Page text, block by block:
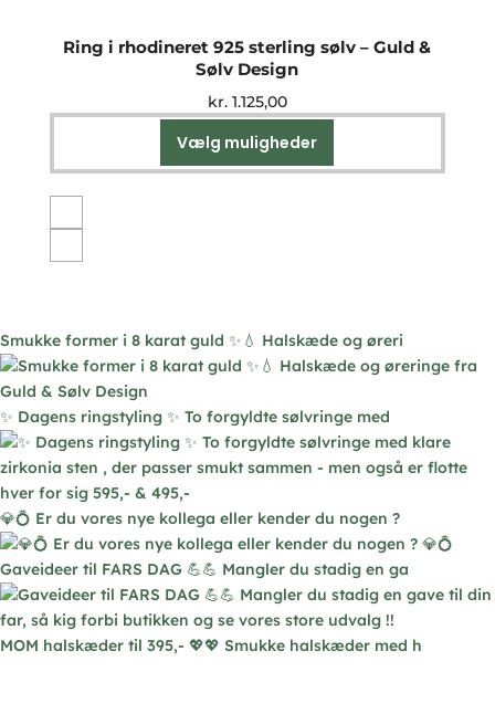
Ring i rhodineret 925 sterling sølv – Guld &
Sølv Design
kr.1.125,00
Vælg muligheder
vare
på
varesiden
Smukke former i 8 karat guld ✨💧 Halskæde og øreri
✨ Dagens ringstyling ✨ To forgyldte sølvringe med
💎💍 Er du vores nye kollega eller kender du nogen ?
Gaveideer til FARS DAG 💪💪 Mangler du stadig en ga
MOM halskæder til 395,- 💖💖 Smukke halskæder med h